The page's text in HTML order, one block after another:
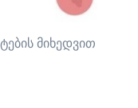
მიხედვით